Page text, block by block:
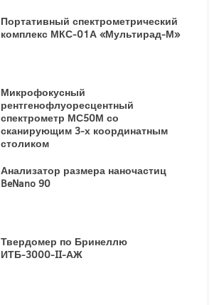
Портативный спектрометрический
комплекс МКС-01А «Мультирад-М»
Микрофокусный
рентгенофлуоресцентный
спектрометр МС50М со
сканирующим 3-х координатным
столиком
Анализатор размера наночастиц
BeNano 90
Твердомер по Бринеллю
ИТБ-3000-II-АЖ